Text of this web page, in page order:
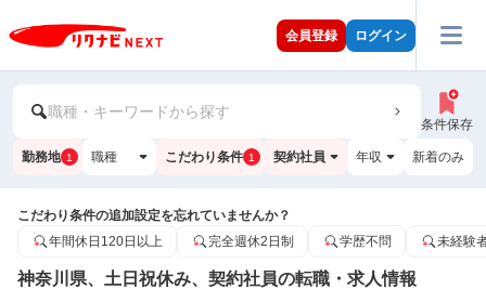
会員登録 ログイン
職種・キーワードから探す
条件保存
勤務地 1 職種 こだわり条件 1 契約社員 年収 新着のみ
こだわり条件の追加設定を忘れていませんか？
年間休日120日以上
完全週休2日制 学歴不問 未経験
神奈川県、土日祝休み、契約社員の転職・求人情報